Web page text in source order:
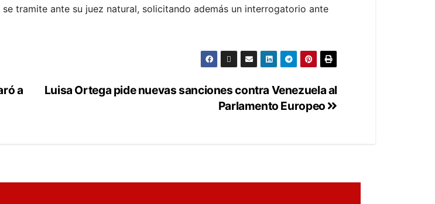
tramite ante su juez natural, solicitando además un interrogatorio ante
Luisa Ortega pide nuevas sanciones contra Venezuela al
Parlamento Europeo
a